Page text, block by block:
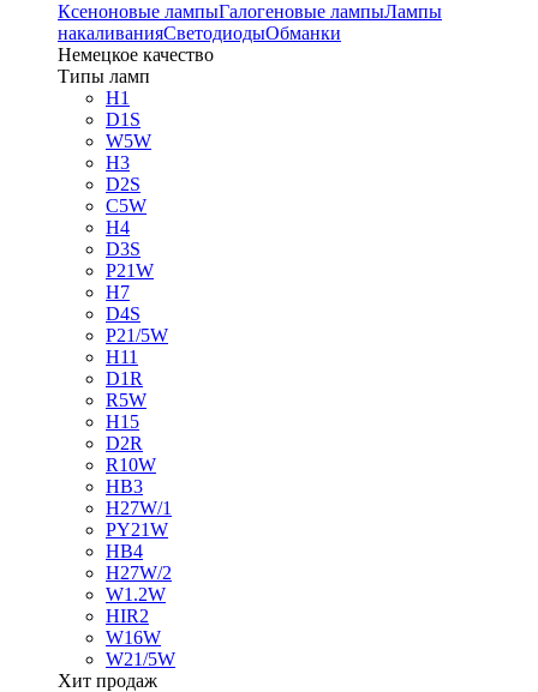
Ксеноновые лампыГалогеновые лампыЛампы
накаливанияСветодиодыОбманки
Немецкое качество
Типы ламп
H1
D1S
W5W
H3
D2S
C5W
H4
D3S
P21W
H7
D4S
P21/5W
H11
D1R
R5W
H15
D2R
R10W
HB3
H27W/1
PY21W
HB4
H27W/2
W1.2W
HIR2
W16W
W21/5W
Хит продаж